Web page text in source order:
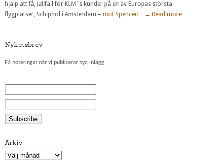
hjälp att få, iallfall för KLM´s kunder på en av Europas största
flygplatser, Schiphol i Amsterdam – möt Spencer! → Read more
Nyhetsbrev
Få noteringar när vi publicerar nya inlägg
Arkiv
Arkiv